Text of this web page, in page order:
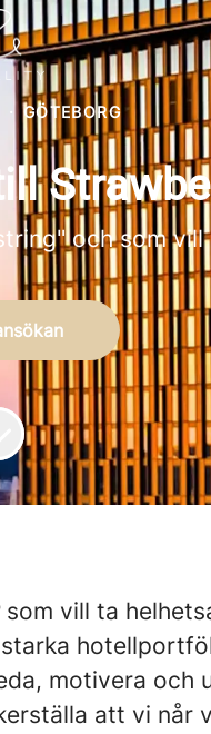
· GÖTEBORG
och som
som vill ta
motivera och
att vi når